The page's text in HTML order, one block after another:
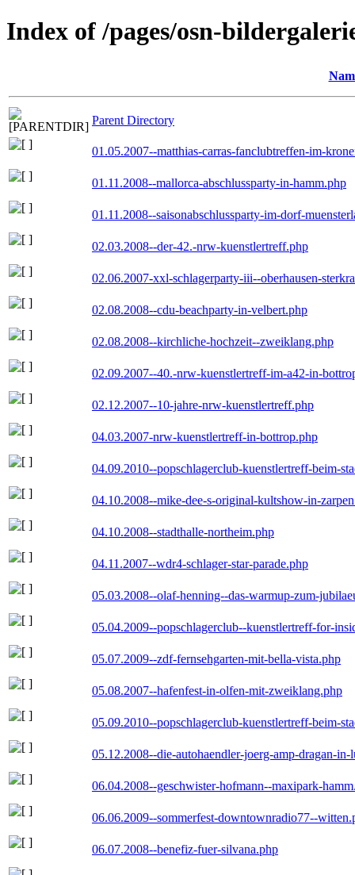
Index of /pages/osn-
Parent Directory
01.05.2007--matthias-carras-fanclubtreffen-im-
01.11.2008--mallorca-abschlussparty-in-hamm.php
01.11.2008--saisonabschlussparty-im-dorf-
02.03.2008--der-42.-nrw-kuenstlertreff.php
02.06.2007-xxl-schlagerparty-iii--oberhausen-
02.08.2008--cdu-beachparty-in-velbert.php
02.08.2008--kirchliche-hochzeit--zweiklang.php
02.09.2007--40.-nrw-kuenstlertreff-im-a42-in-
02.12.2007--10-jahre-nrw-kuenstlertreff.php
04.03.2007-nrw-kuenstlertreff-in-bottrop.php
04.09.2010--popschlagerclub-kuenstlertreff-beim-
04.10.2008--mike-dee-s-original-kultshow-in-
04.10.2008--stadthalle-northeim.php
04.11.2007--wdr4-schlager-star-parade.php
05.03.2008--olaf-henning--das-warmup-zum-
05.04.2009--popschlagerclub--kuenstlertreff-for-
05.07.2009--zdf-fernsehgarten-mit-bella-vista.php
05.08.2007--hafenfest-in-olfen-mit-zweiklang.php
05.09.2010--popschlagerclub-kuenstlertreff-beim-
05.12.2008--die-autohaendler-joerg-amp-dragan-in-
06.04.2008--geschwister-hofmann--maxipark-
06.06.2009--sommerfest-downtownradio77--
06.07.2008--benefiz-fuer-silvana.php